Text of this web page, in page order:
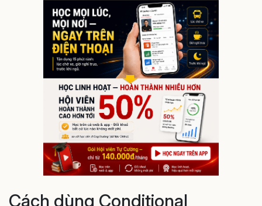
Cách dùng Conditional